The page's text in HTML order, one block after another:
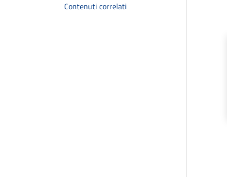
Contenuti correlati